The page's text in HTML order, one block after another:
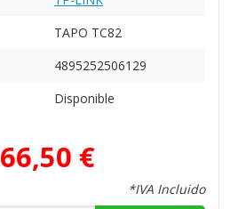
TAPO TC82
4895252506129
Disponible
66,50 €
*IVA Incluido